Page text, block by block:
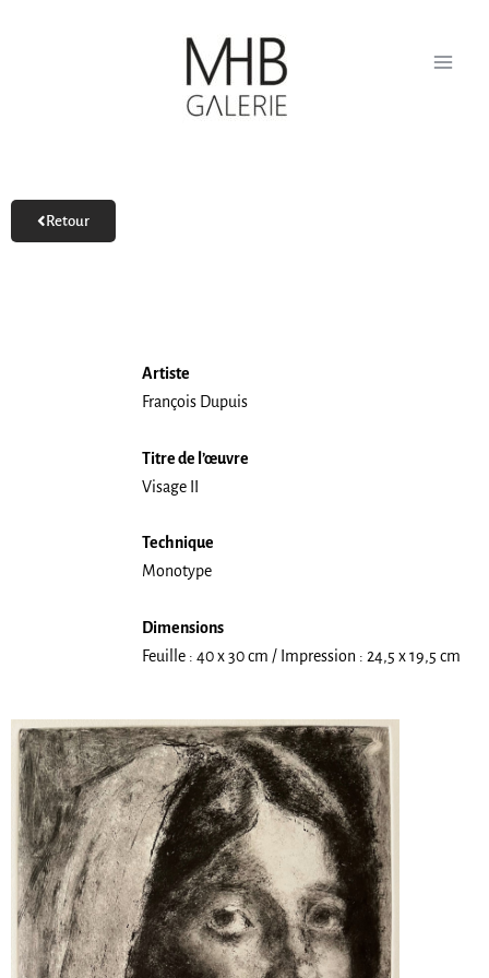
Retour
Artiste
François Dupuis
Titre de l’œuvre
Visage II
Technique
Monotype
Dimensions
Feuille : 40 x 30 cm / Impression : 24,5 x 19,5 cm